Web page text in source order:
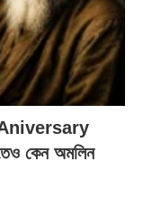
কেন অমলিন